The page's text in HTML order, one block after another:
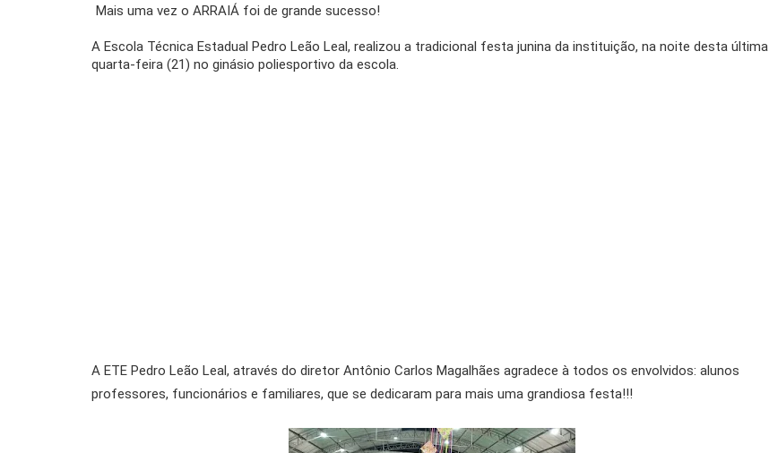
Mais uma vez o ARRAIÁ foi de grande sucesso!
A Escola Técnica Estadual Pedro Leão Leal, realizou a tradicional festa junina da instituição, na noite desta última
quarta-feira (21) no ginásio poliesportivo da escola.
A ETE Pedro Leão Leal, através do diretor Antônio Carlos Magalhães agradece à todos os envolvidos: alunos
professores, funcionários e familiares, que se dedicaram para mais uma grandiosa festa!!!